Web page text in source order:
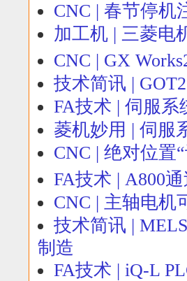
CNC | 春节停机
加工机 | 三菱电
CNC | GX
技术简讯 |
FA技术 | 伺服
菱机妙用 | 伺服
CNC | 绝对位置
FA技术 | A800
CNC | 主轴电机
技术简讯 |
制造
FA技术 | iQ-L